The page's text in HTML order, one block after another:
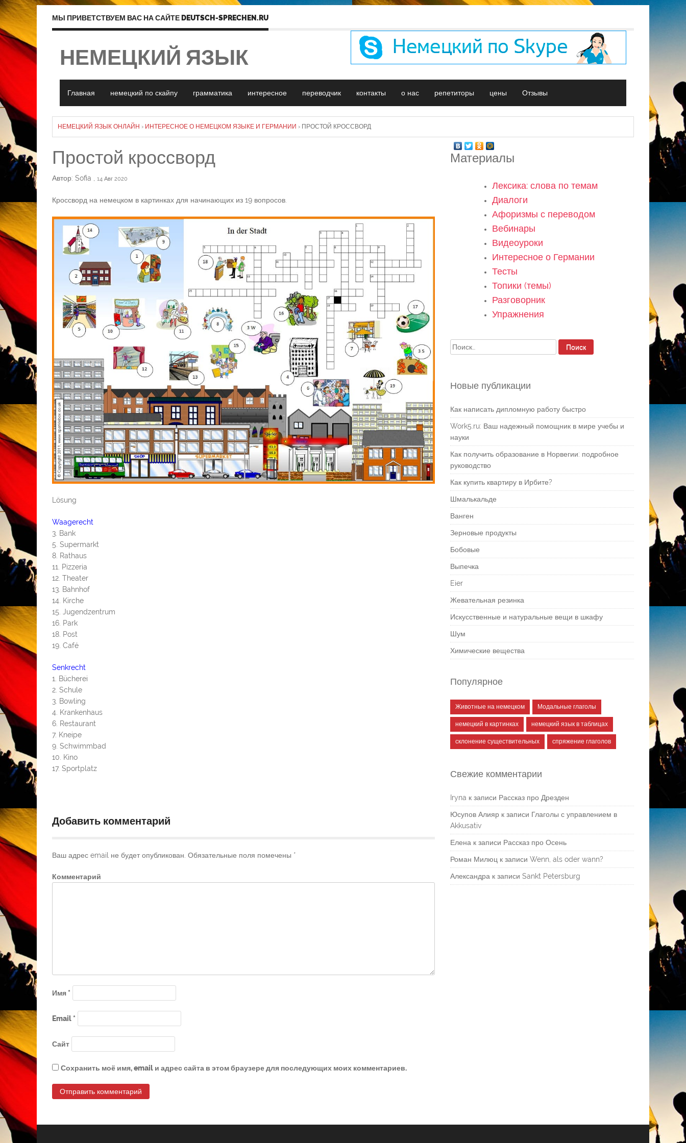
МЫ ПРИВЕТСТВУЕМ ВАС НА САЙТЕ DEUTSCH-SPRECHEN.RU
НЕМЕЦКИЙ ЯЗЫК
Главная немецкий по скайпу грамматика интересное переводчик контакты о нас репетиторы цены Отзывы
НЕМЕЦКИЙ ЯЗЫК ОНЛАЙН › ИНТЕРЕСНОЕ О НЕМЕЦКОМ ЯЗЫКЕ И ГЕРМАНИИ › ПРОСТОЙ КРОССВОРД
Простой кроссворд
Автор: Sofia 14 Авг 2020
Кроссворд на немецком в картинках для начинающих из 19 вопросов.
Lösung
Waagerecht
3. Bank
5. Supermarkt
8. Rathaus
11. Pizzeria
12. Theater
13. Bahnhof
14. Kirche
15. Jugendzentrum
16. Park
18. Post
19. Café
Senkrecht
1. Bücherei
2. Schule
3. Bowling
4. Krankenhaus
6. Restaurant
7. Kneipe
9. Schwimmbad
10. Kino
17. Sportplatz
Добавить комментарий
Ваш адрес email не будет опубликован. Обязательные поля помечены *
Комментарий
Имя*
Email*
Сайт
Сохранить моё имя, email и адрес сайта в этом браузере для последующих моих комментариев.
Материалы
Лексика: слова по темам
Диалоги
Афоризмы с переводом
Вебинары
Видеоуроки
Интересное о Германии
Тесты
Топики (темы)
Разговорник
Упражнения
Найти:
Новые публикации
Как написать дипломную работу быстро
Work5.ru: Ваш надежный помощник в мире учебы и
науки
Как получить образование в Норвегии: подробное
руководство
Как купить квартиру в Ирбите?
Шмалькальде
Ванген
Зерновые продукты
Бобовые
Выпечка
Eier
Жевательная резинка
Искусственные и натуральные вещи в шкафу
Шум
Химические вещества
Популярное
Животные на немецком Модальные глаголы
немецкий в картинках немецкий язык в таблицах
склонение существительных спряжение глаголов
Свежие комментарии
Iryna к записи Рассказ про Дрезден
Юсупов Алияр к записи Глаголы с управлением в
Akkusativ
Елена к записи Рассказ про Осень
Роман Милюц к записи Wenn, als oder wann?
Александра к записи Sankt Petersburg